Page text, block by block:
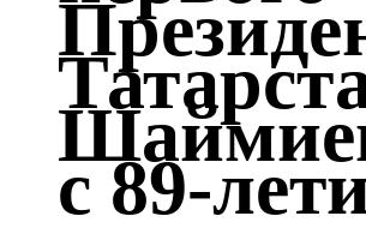
91,5 FM
Кайбыч
106,1 FM
Кама тамагы
71,51 FM
с 89-